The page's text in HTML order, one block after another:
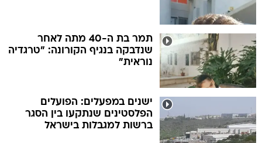
תמר בת ה-40 מתה לאחר
שנדבקה בנגיף הקורונה: "טרגדיה
נוראית"
ישנים במפעלים: הפועלים
הפלסטינים שנתקעו בין הסגר
ברשות למגבלות בישראל